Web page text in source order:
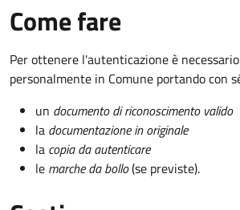
Come fare
Per ottenere l'autenticazione è
personalmente in Comune portando con
un documento di riconoscimento valido
la documentazione in originale
la copia da autenticare
le marche da bollo(se previste).